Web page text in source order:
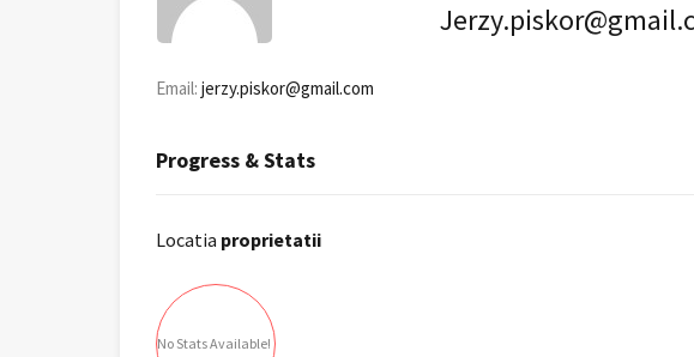
Email: jerzy.piskor@gmail.com
Progress & Stats
Locatia proprietatii
No Stats Available!